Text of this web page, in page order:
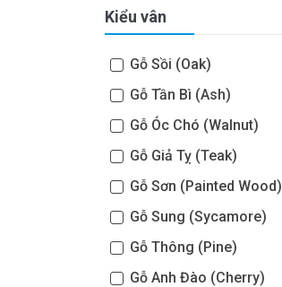
Kiểu vân
Gỗ Sồi (Oak)
Gỗ Tần Bì (Ash)
Gỗ Óc Chó (Walnut)
Gỗ Giả Tỵ (Teak)
Gỗ Sơn (Painted Wood)
Gỗ Sung (Sycamore)
Gỗ Thông (Pine)
Gỗ Anh Đào (Cherry)